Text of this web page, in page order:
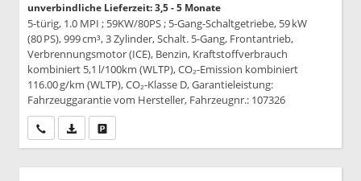
unverbindliche Lieferzeit: 3,5 - 5 Monate
5-türig, 1.0 MPI ; 59KW/80PS ; 5-Gang-Schaltgetriebe, 59 kW
(80 PS), 999 cm³, 3 Zylinder, Schalt. 5-Gang, Frontantrieb,
Verbrennungsmotor (ICE), Benzin, Kraftstoffverbrauch
kombiniert 5,1 l/100km (WLTP), CO₂-Emission kombiniert
116.00 g/km (WLTP), CO₂-Klasse D, Garantieleistung:
Fahrzeuggarantie vom Hersteller, Fahrzeugnr.: 107326
Wir rufen Sie anPDF-Datei, Fahrzeugexposé drucken